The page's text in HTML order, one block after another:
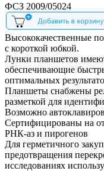
ФСЗ 2009/05024
Высококачественные
с короткой юбкой.
Лунки планшетов
обеспечивающие
оптимальных
Планшеты снабжены
разметкой для
Возможно
Сертифицированы на
РНК-аз и пирогенов
Для герметичного
предотвращения
исследованиях